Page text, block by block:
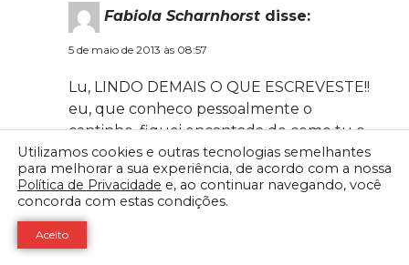
Fabiola Scharnhorst disse:
5 de maio de 2013 às 08:57
Lu, LINDO DEMAIS O QUE ESCREVESTE!!
eu, que conheco pessoalmente o
cantinho, fiquei encantada de como tu o
descreveste!!!LINDO!!!! e a dona do
cantinho…merece! porque, tudo o que ela
faz, como tu, tem um jeitinho especial e é
cheio de Amor! por ISTO VOCÊS SAO
Utilizamos cookies e outras tecnologias semelhantes
para melhorar a sua experiência, de acordo com a nossa
Política de Privacidade e, ao continuar navegando, você
concorda com estas condições.
Aceito